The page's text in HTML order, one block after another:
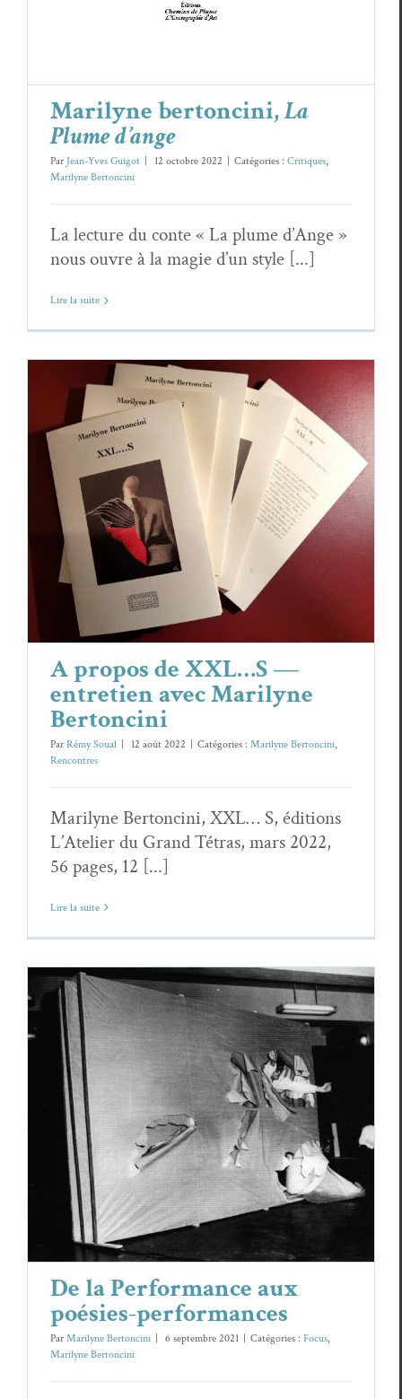
Marilyne bertoncini,La
Plume d’ange
Par Jean-Yves Guigot 12 octobre 2022 Catégories : Critiques,
Marilyne Bertoncini
La lecture du conte « La plume d’Ange »
nous ouvre à la magie d’un style [...]
Lire la suite
A propos de XXL…S — entretien avec
Marilyne Bertoncini
Marilyne Bertoncini
A propos de XXL…S —
entretien avec Marilyne
Bertoncini
ParRémy Soual | 12 août 2022 | Catégories : Marilyne Bertoncini,
Rencontres
Marilyne Bertoncini, XXL… S, éditions
L’Atelier du Grand Tétras, mars 2022,
56 pages, 12 [...]
Lire la suite
De la Performance aux poésies-
performances
Focus Marilyne Bertoncini
De la Performance aux
poésies-performances
ParMarilyne Bertoncini 6 septembre 2021 Catégories : Focus,
Marilyne Bertoncini